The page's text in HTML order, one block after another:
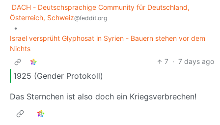
DACH - Deutschsprachige Community für Deutschland,
Österreich, Schweiz@feddit.org
•
Israel versprüht Glyphosat in Syrien - Bauern stehen vor dem
Nichts
7 · 7 days ago
1925 (Gender Protokoll)
Das Sternchen ist also doch ein Kriegsverbrechen!